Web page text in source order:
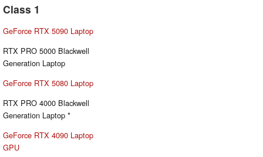
Class 1
GeForce RTX 5090 Laptop
RTX PRO 5000 Blackwell
Generation Laptop
GeForce RTX 5080 Laptop
RTX PRO 4000 Blackwell
Generation Laptop *
GeForce RTX 4090 Laptop
GPU